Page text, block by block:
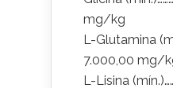
mg/kg
L-Glutamina
7.000,00 mg/
L-Lisina